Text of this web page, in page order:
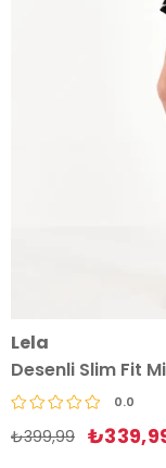
Lela
Desenli Slim Fit
0.0
₺399,99